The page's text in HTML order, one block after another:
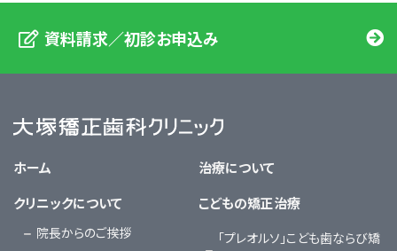
資料請求／初診お申込み
ホーム
クリニックについて
院長からのご挨拶
治療について
こどもの矯正治療
「プレオルソ」こども歯ならび矯